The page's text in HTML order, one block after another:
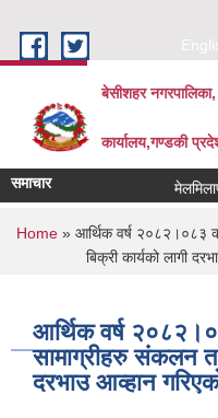
बेसीशहर नगरपालिका,
कार्यालय,गण्डकी
समाचार
You are here
Home » आर्थिक वर्ष २०८२।०८३
बिक्री कार्यको लागी
आर्थिक वर्ष
सामाग्रीहरु संकलन
दरभाउ आव्हान